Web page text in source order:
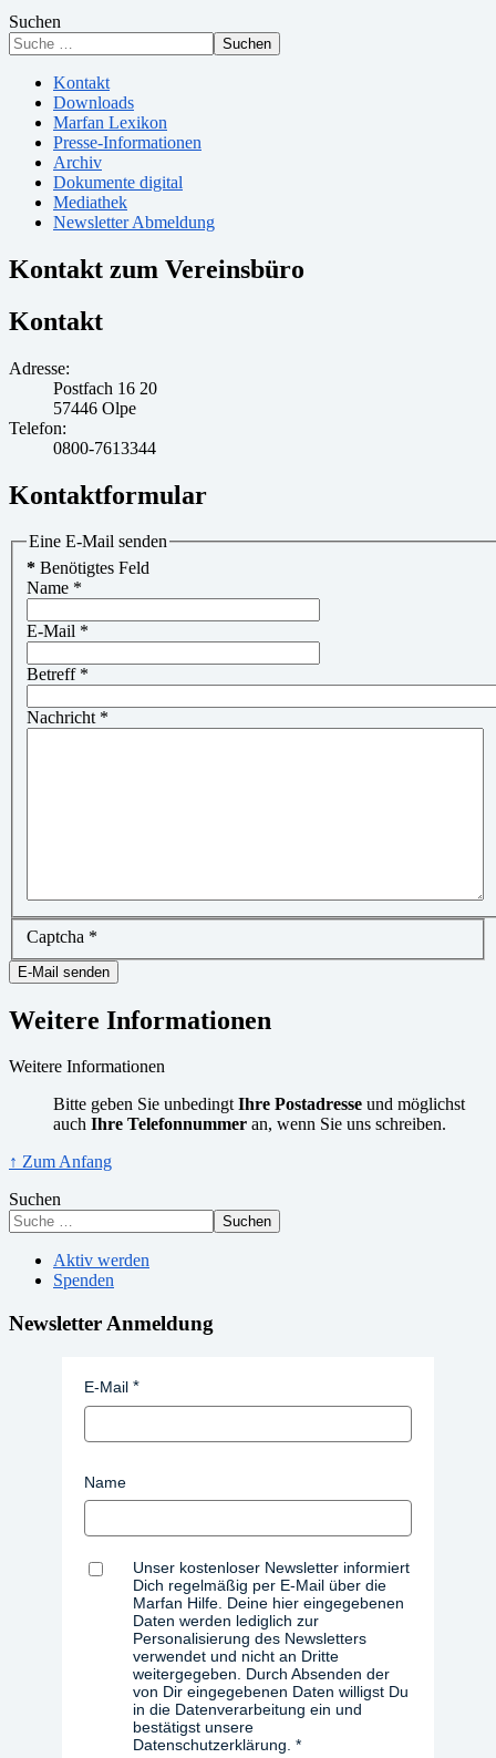
Suchen
Suchen
Kontakt
Downloads
Marfan Lexikon
Presse-Informationen
Archiv
Dokumente digital
Mediathek
Newsletter Abmeldung
Kontakt zum Vereinsbüro
Kontakt
Adresse:
Postfach 16 20
57446 Olpe
Telefon:
0800-7613344
Kontaktformular
Eine E-Mail senden
* Benötigtes Feld
Name *
E-Mail *
Betreff*
Nachricht *
Captcha *
E-Mail senden
Weitere Informationen
Weitere Informationen
Bitte geben Sie unbedingtIhre Postadresse und möglichst
auch Ihre Telefonnummer an, wenn Sie uns schreiben.
↑ Zum Anfang
Suchen
Suchen
Aktiv werden
Spenden
Newsletter Anmeldung
E-Mail
Name
Unser kostenloser Newsletter informiert
Dich regelmäßig per E-Mail über die
Marfan Hilfe. Deine hier eingegebenen
Daten werden lediglich zur
Personalisierung des Newsletters
verwendet und nicht an Dritte
weitergegeben. Durch Absenden der
von Dir eingegebenen Daten willigst Du
in die Datenverarbeitung ein und
bestätigst unsere
Datenschutzerklärung.